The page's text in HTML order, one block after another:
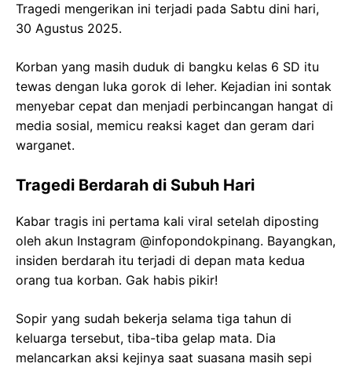
Tragedi mengerikan ini terjadi pada Sabtu dini hari,
30 Agustus 2025.
Korban yang masih duduk di bangku kelas 6 SD itu
tewas dengan luka gorok di leher. Kejadian ini sontak
menyebar cepat dan menjadi perbincangan hangat di
media sosial, memicu reaksi kaget dan geram dari
warganet.
Tragedi Berdarah di Subuh Hari
Kabar tragis ini pertama kali viral setelah diposting
oleh akun Instagram @infopondokpinang. Bayangkan,
insiden berdarah itu terjadi di depan mata kedua
orang tua korban. Gak habis pikir!
Sopir yang sudah bekerja selama tiga tahun di
keluarga tersebut, tiba-tiba gelap mata. Dia
melancarkan aksi kejinya saat suasana masih sepi